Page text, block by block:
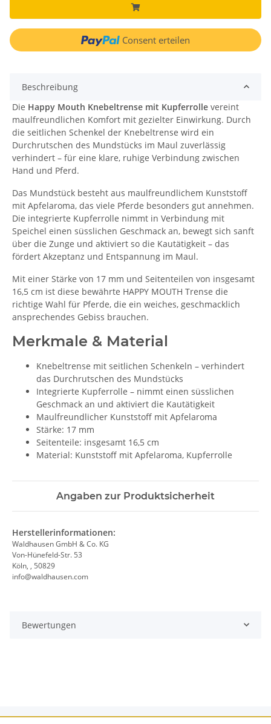
Consent erteilen
Beschreibung
Die Happy Mouth Knebeltrense mit Kupferrolle vereint
maulfreundlichen Komfort mit gezielter Einwirkung. Durch
die seitlichen Schenkel der Knebeltrense wird ein
Durchrutschen des Mundstücks im Maul zuverlässig
verhindert – für eine klare, ruhige Verbindung zwischen
Hand und Pferd.
Das Mundstück besteht aus maulfreundlichem Kunststoff
mit Apfelaroma, das viele Pferde besonders gut annehmen.
Die integrierte Kupferrolle nimmt in Verbindung mit
Speichel einen süsslichen Geschmack an, bewegt sich sanft
über die Zunge und aktiviert so die Kautätigkeit – das
fördert Akzeptanz und Entspannung im Maul.
Mit einer Stärke von 17 mm und Seitenteilen von insgesamt
16,5 cm ist diese bewährte HAPPY MOUTH Trense die
richtige Wahl für Pferde, die ein weiches, geschmacklich
ansprechendes Gebiss brauchen.
Merkmale & Material
Knebeltrense mit seitlichen Schenkeln – verhindert
das Durchrutschen des Mundstücks
Integrierte Kupferrolle – nimmt einen süsslichen
Geschmack an und aktiviert die Kautätigkeit
Maulfreundlicher Kunststoff mit Apfelaroma
Stärke: 17 mm
Seitenteile: insgesamt 16,5 cm
Material: Kunststoff mit Apfelaroma, Kupferrolle
Angaben zur Produktsicherheit
Herstellerinformationen:
Waldhausen GmbH & Co. KG
Von-Hünefeld-Str. 53
Köln, , 50829
info@waldhausen.com
Bewertungen